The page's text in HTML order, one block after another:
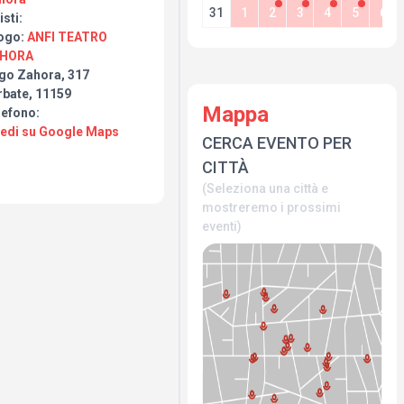
ANFI TEATRO
Zahora, 317
11159
su Google Maps
31 1 2 3 4 5 6
Mappa
CERCA EVENTO PER
CITTÀ
(Seleziona una città e
mostreremo i prossimi
eventi)